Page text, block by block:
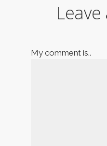
Leave
My comment is..